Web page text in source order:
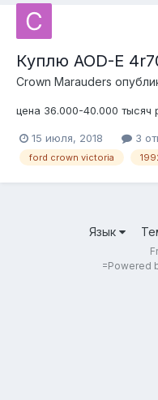
Куплю AOD-E
Crown Marauders
цена 36.000-40.000 тысяч
15 июля, 2018 3
ford crown victoria
Язык
=Powered